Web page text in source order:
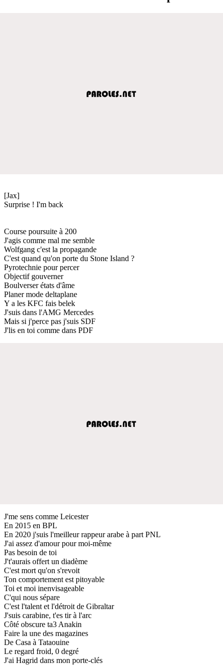
[Jax]
Surprise ! I'm back
Course poursuite à 200
J'agis comme mal me semble
Wolfgang c'est la propagande
C'est quand qu'on porte du Stone Island ?
Pyrotechnie pour percer
Objectif gouverner
Boulverser états d'âme
Planer mode deltaplane
Y a les KFC fais belek
J'suis dans l'AMG Mercedes
Mais si j'perce pas j'suis SDF
J'lis en toi comme dans PDF
J'me sens comme Leicester
En 2015 en BPL
En 2020 j'suis l'meilleur rappeur arabe à part PNL
J'ai assez d'amour pour moi-même
Pas besoin de toi
J't'aurais offert un diadème
C'est mort qu'on s'revoit
Ton comportement est pitoyable
Toi et moi inenvisageable
C'qui nous sépare
C'est l'talent et l'détroit de Gibraltar
J'suis carabine, t'es tir à l'arc
Côté obscure ta3 Anakin
Faire la une des magazines
De Casa à Tataouine
Le regard froid, 0 degré
J'ai Hagrid dans mon porte-clés